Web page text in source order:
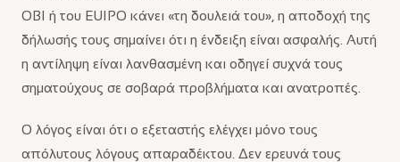
ΟΒΙ ή του EUIPO κάνει «τη δουλειά του», η αποδοχή της
δήλωσής τους σημαίνει ότι η ένδειξη είναι ασφαλής. Αυτή
η αντίληψη είναι λανθασμένη και οδηγεί συχνά τους
σηματούχους σε σοβαρά προβλήματα και ανατροπές.
Ο λόγος είναι ότι ο εξεταστής ελέγχει μόνο τους
απόλυτους λόγους απαραδέκτου. Δεν ερευνά τους